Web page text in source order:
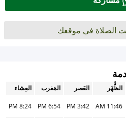
الصلاة في موقعك
الظُّهْر العَصر المَغرب
العِشاء
11:46 AM
3:42 PM
6:54 PM
8:24 PM